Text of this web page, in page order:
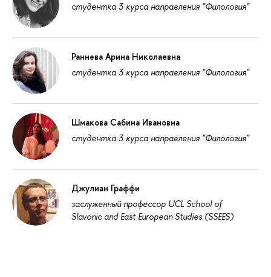
студентка 3 курса направления "Филология"
Раннева Арина Николаевна
студентка 3 курса направления "Филология"
Шмакова Сабина Ивановна
студентка 3 курса направления "Филология"
Джулиан Граффи
заслуженный профессор UCL School of
Slavonic and East European Studies (SSEES)